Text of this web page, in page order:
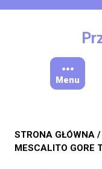
Menu
STRONA GŁÓWNA /
MESCALITO GORE